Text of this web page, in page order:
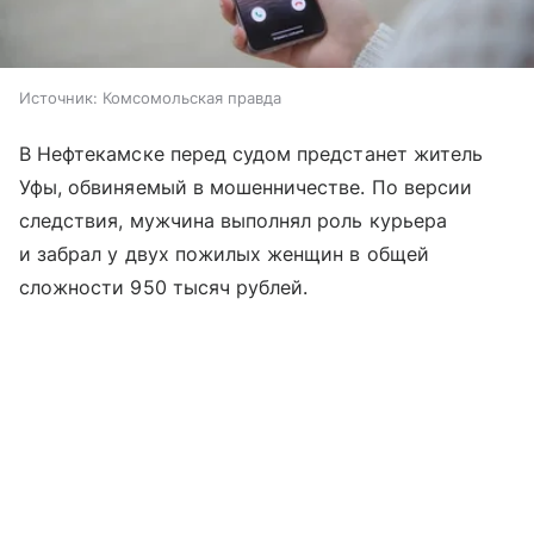
Источник: Комсомольская правда
В Нефтекамске перед судом предстанет житель
Уфы, обвиняемый в мошенничестве. По версии
следствия, мужчина выполнял роль курьера
и забрал у двух пожилых женщин в общей
сложности 950 тысяч рублей.